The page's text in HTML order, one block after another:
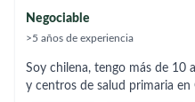
Negociable
>5 años de experiencia
Soy chilena, tengo más de 10
y centros de salud primaria